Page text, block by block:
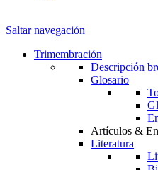
Saltar navegación
Trimembración
Descripción
Glosario
Artículos &
Literatura